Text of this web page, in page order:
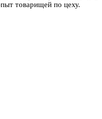
товарищей по цеху.